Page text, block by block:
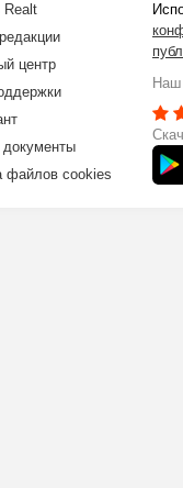
Realt
центр
файлов cookies
Наш